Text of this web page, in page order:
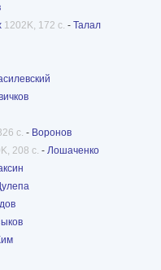
1202K, 172 с. - Талал
с. - Воронов
208 с. - Лошаченко